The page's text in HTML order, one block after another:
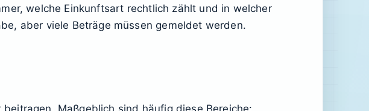
welche Einkunftsart rechtlich zählt und in welcher
aber viele Beträge müssen gemeldet werden.
Maßgeblich sind häufig diese Bereiche: